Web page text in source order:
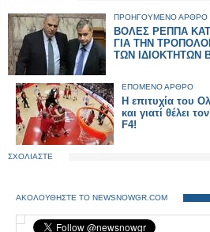
ΠΡΟΗΓΟΥΜΕΝΟ ΑΡΘΡΟ
ΒΟΛΕΣ ΡΕΠΠΑ
ΓΙΑ ΤΗΝ
ΤΩΝ ΙΔΙΟΚΤΗΤΩΝ
ΕΠΟΜΕΝΟ ΑΡΘΡΟ
Η επιτυχία του
και γιατί θέλει
F4!
ΣΧΟΛΙΑΣΤΕ
ΑΚΟΛΟΥΘΗΣΤΕ ΤΟ NEWSNOWGR.COM